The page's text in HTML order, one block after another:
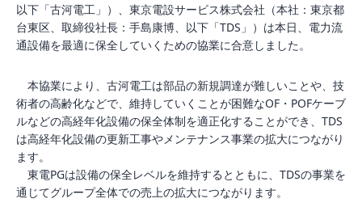
以下「古河電工」）、東京電設サービス株式会社（本社：東京都
台東区、取締役社長：手島康博、以下「TDS 」）は本日、電力流
通設備を最適に保全していくための協業に合意しました。
本協業により、古河電工は部品の新規調達が難しいことや、技
術者の高齢化などで、維持していくことが困難なOF ・ POFケーブ
ルなどの高経年化設備の保全体制を適正化することができ、 TDS
は高経年化設備の更新工事やメンテナンス事業の拡大につながり
ます。
東電PGは設備の保全レベルを維持するとともに、 TDSの事業を
通じてグループ全体での売上の拡大につながります。